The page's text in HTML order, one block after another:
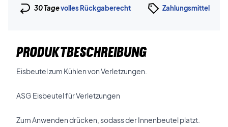
30 Tagevolles Rückgaberecht Zahlungsmittel
PRODUKTBESCHREIBUNG
Eisbeutel zum Kühlen von Verletzungen.
ASG Eisbeutel für Verletzungen
Zum Anwenden drücken, sodass der Innenbeutel platzt.